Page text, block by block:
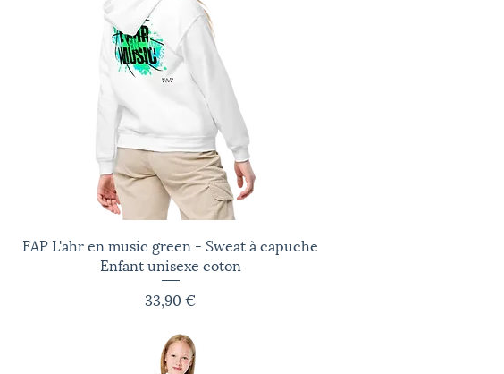
Aperçu rapide
FAP L'ahr en music green - Sweat à capuche
Enfant unisexe coton
Prix
33,90 €